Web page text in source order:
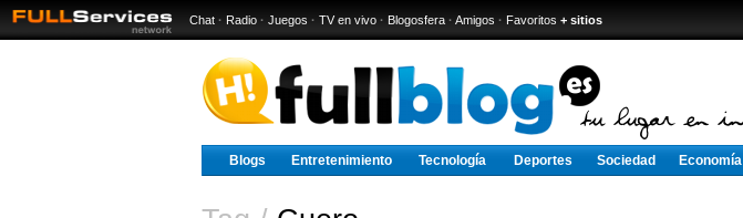
Chat · Radio · Juegos · TV en vivo · Blogosfera · Amigos · Favoritos + sitios
Blogs Entretenimiento Tecnología Deportes Sociedad Economía